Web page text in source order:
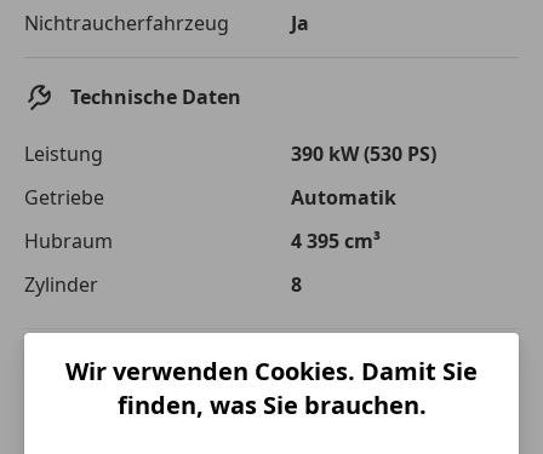
Nichtraucherfahrzeug
Ja
Technische Daten
Leistung
390 kW (530 PS)
Getriebe
Automatik
Hubraum
4 395 cm³
Zylinder
8
Wir verwenden Cookies. Damit Sie
finden, was Sie brauchen.